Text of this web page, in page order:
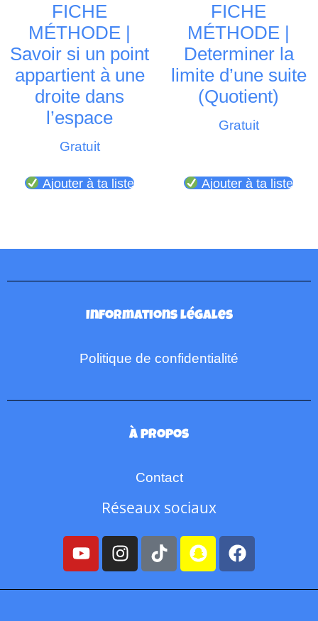
FICHE
MÉTHODE |
Savoir si un point
appartient à une
droite dans
l’espace
Gratuit
Ajouter à ta liste
FICHE
MÉTHODE |
Determiner la
limite d’une suite
(Quotient)
Gratuit
Ajouter à ta liste
Informations légales
Politique de confidentialité
À propos
Contact
Réseaux sociaux